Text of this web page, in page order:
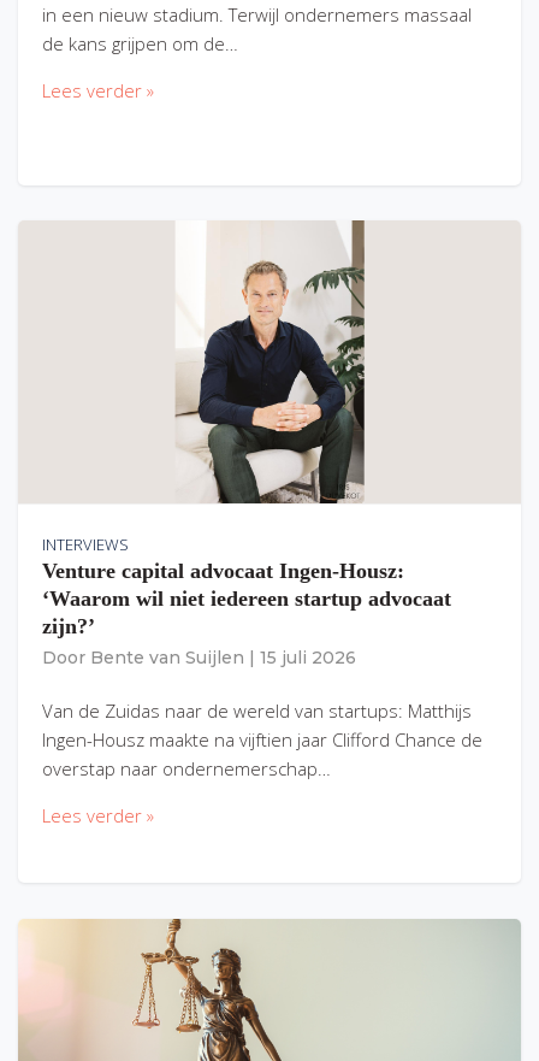
in een nieuw stadium. Terwijl ondernemers massaal
de kans grijpen om de…
Lees verder »
INTERVIEWS
Venture capital advocaat Ingen-Housz:
‘Waarom wil niet iedereen startup advocaat
zijn?’
Door Bente van Suijlen 15 juli 2026
Van de Zuidas naar de wereld van startups: Matthijs
Ingen-Housz maakte na vijftien jaar Clifford Chance de
overstap naar ondernemerschap…
Lees verder »